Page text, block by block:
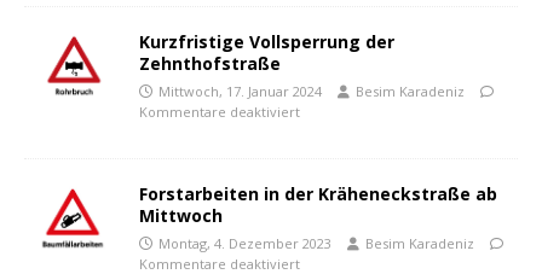
Kurzfristige Vollsperrung der
Zehnthofstraße
Mittwoch, 17. Januar 2024
Besim Karadeniz
Kommentare deaktiviert
Forstarbeiten in der Kräheneckstraße ab
Mittwoch
Montag, 4. Dezember 2023
Besim Karadeniz
Kommentare deaktiviert